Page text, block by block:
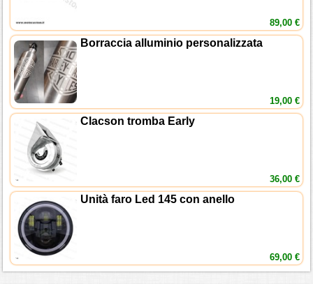
89,00 €
Borraccia alluminio personalizzata
19,00 €
Clacson tromba Early
36,00 €
Unità faro Led 145 con anello
69,00 €